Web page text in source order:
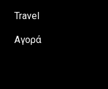
Travel
Αγορά